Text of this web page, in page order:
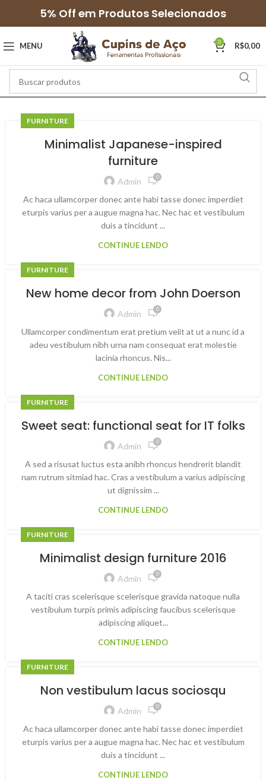
5% Off em Produtos Selecionados
MENU 0 R$0,00
FURNITURE
Minimalist Japanese-inspired
furniture
Admin 0
Ac haca ullamcorper donec ante habi tasse donec imperdiet
eturpis varius per a augue magna hac. Nec hac et vestibulum
duis a tincidunt ...
CONTINUE LENDO
FURNITURE
New home decor from John Doerson
Admin 0
Ullamcorper condimentum erat pretium velit at ut a nunc id a
adeu vestibulum nibh urna nam consequat erat molestie
lacinia rhoncus. Nis...
CONTINUE LENDO
FURNITURE
Sweet seat: functional seat for IT folks
Admin 0
A sed a risusat luctus esta anibh rhoncus hendrerit blandit
nam rutrum sitmiad hac. Cras a vestibulum a varius adipiscing
ut dignissim ...
CONTINUE LENDO
FURNITURE
Minimalist design furniture 2016
Admin 0
A taciti cras scelerisque scelerisque gravida natoque nulla
vestibulum turpis primis adipiscing faucibus scelerisque
adipiscing aliquet...
CONTINUE LENDO
FURNITURE
Non vestibulum lacus sociosqu
Admin 0
Ac haca ullamcorper donec ante habi tasse donec imperdiet
eturpis varius per a augue magna hac. Nec hac et vestibulum
duis a tincidunt ...
CONTINUE LENDO